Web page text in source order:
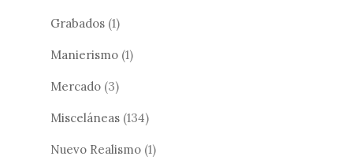
Grabados (1)
Manierismo (1)
Mercado (3)
Misceláneas (134)
Nuevo Realismo (1)